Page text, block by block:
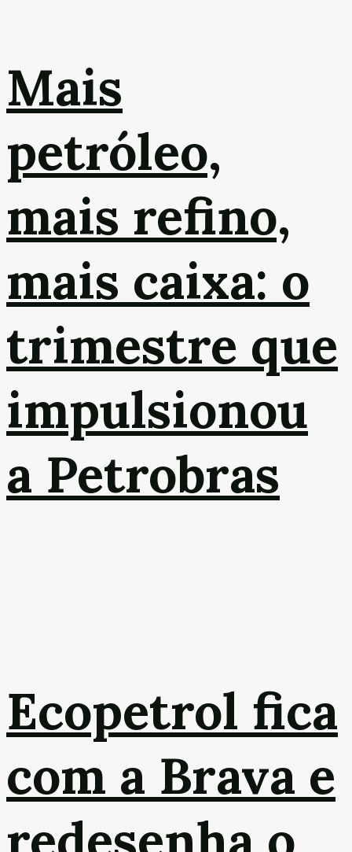
Mais
petróleo,
mais refino,
mais caixa: o
trimestre que
impulsionou
a Petrobras
Ecopetrol fica
com a Brava e